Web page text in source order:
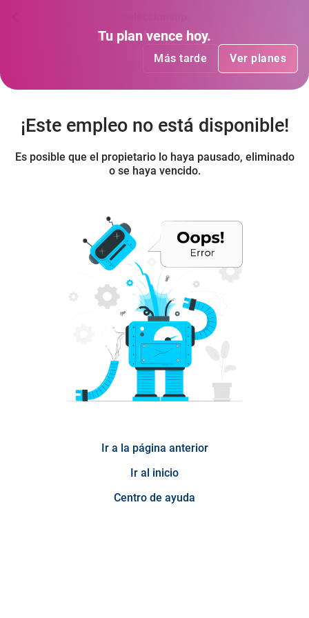
Tu plan ha vencido.
Más tarde Ver planes
Tu plan vence hoy.
Más tarde Ver planes
¡Este empleo no está disponible!
Es posible que el propietario lo haya pausado, eliminado
o se haya vencido.
Ir a la página anterior
Ir al inicio
Centro de ayuda